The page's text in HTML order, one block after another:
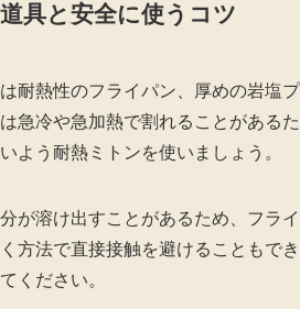
具と安全に使うコツ
耐熱性のフライパン、厚めの岩塩
急冷や急加熱で割れることがある
よう耐熱ミトンを使いましょう。
が溶け出すことがあるため、フラ
方法で直接接触を避けることもで
ください。